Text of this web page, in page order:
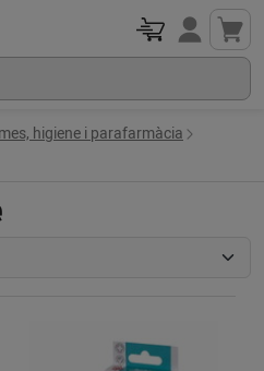
higiene i parafarmàcia